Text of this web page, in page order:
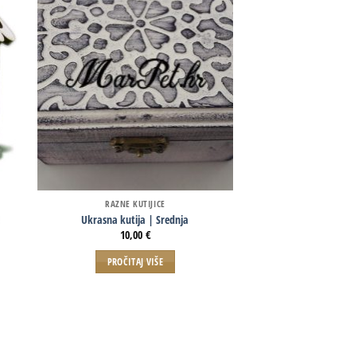
RAZNE KUTIJICE
Ukrasna kutija | Srednja
10,00 €
PROČITAJ VIŠE